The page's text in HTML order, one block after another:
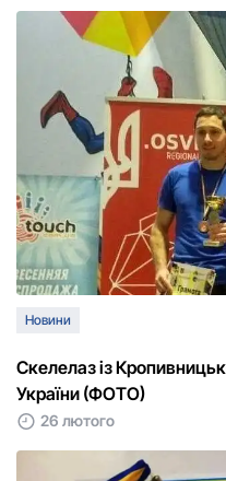
Новини
Скелелаз із
України (ФОТО)
26 лютого